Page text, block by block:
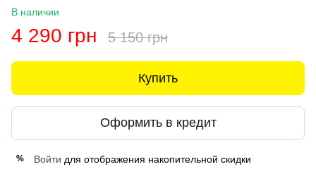
В наличии
4 290 грн 5 150 грн
Купить
Оформить в кредит
% Войти для отображения накопительной скидки